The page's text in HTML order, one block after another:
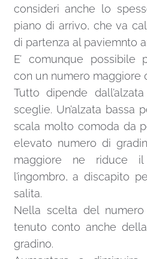
consideri anche lo
piano di arrivo, che va
di partenza al paviemnto
E’ comunque possibile
con un numero maggiore
Tutto dipende
sceglie. Un’alzata bassa
scala molto comoda da
elevato numero di
maggiore ne riduce
l’ingombro, a discapito
salita.
Nella scelta del
tenuto conto anche
gradino.